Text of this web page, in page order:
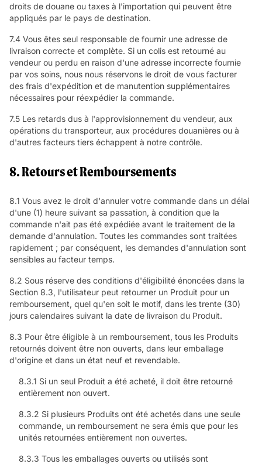
droits de douane ou taxes à l'importation qui peuvent être
appliqués par le pays de destination.
7.4 Vous êtes seul responsable de fournir une adresse de
livraison correcte et complète. Si un colis est retourné au
vendeur ou perdu en raison d'une adresse incorrecte fournie
par vos soins, nous nous réservons le droit de vous facturer
des frais d'expédition et de manutention supplémentaires
nécessaires pour réexpédier la commande.
7.5 Les retards dus à l'approvisionnement du vendeur, aux
opérations du transporteur, aux procédures douanières ou à
d'autres facteurs tiers échappent à notre contrôle.
8. Retours et Remboursements
8.1 Vous avez le droit d'annuler votre commande dans un délai
d'une (1) heure suivant sa passation, à condition que la
commande n'ait pas été expédiée avant le traitement de la
demande d'annulation. Toutes les commandes sont traitées
rapidement ; par conséquent, les demandes d'annulation sont
sensibles au facteur temps.
8.2 Sous réserve des conditions d'éligibilité énoncées dans la
Section 8.3, l'utilisateur peut retourner un Produit pour un
remboursement, quel qu'en soit le motif, dans les trente (30)
jours calendaires suivant la date de livraison du Produit.
8.3 Pour être éligible à un remboursement, tous les Produits
retournés doivent être non ouverts, dans leur emballage
d'origine et dans un état neuf et revendable.
8.3.1 Si un seul Produit a été acheté, il doit être retourné
entièrement non ouvert.
8.3.2 Si plusieurs Produits ont été achetés dans une seule
commande, un remboursement ne sera émis que pour les
unités retournées entièrement non ouvertes.
8.3.3 Tous les emballages ouverts ou utilisés sont